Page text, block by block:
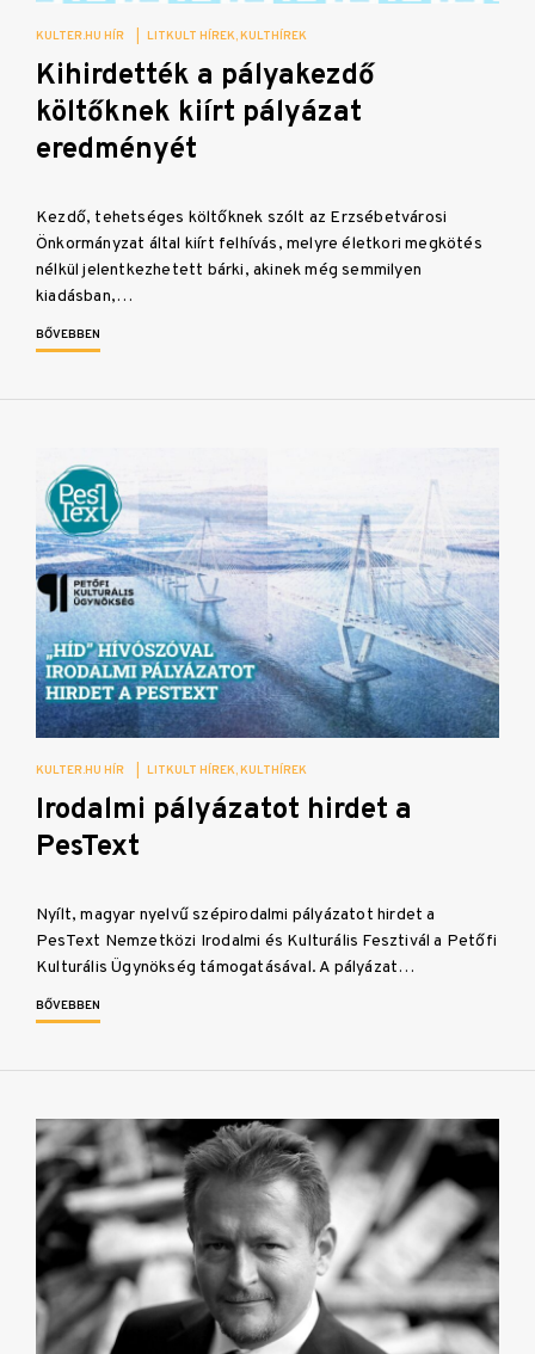
KULTER.HU HÍR LITKULT HÍREK KULTHÍREK
Kihirdették a pályakezdő
költőknek kiírt pályázat
eredményét
Kezdő, tehetséges költőknek szólt az Erzsébetvárosi
Önkormányzat által kiírt felhívás, melyre életkori megkötés
nélkül jelentkezhetett bárki, akinek még semmilyen
kiadásban,…
BŐVEBBEN
KULTER.HU HÍR LITKULT HÍREK KULTHÍREK
Irodalmi pályázatot hirdet a
PesText
Nyílt, magyar nyelvű szépirodalmi pályázatot hirdet a
PesText Nemzetközi Irodalmi és Kulturális Fesztivál a Petőfi
Kulturális Ügynökség támogatásával. A pályázat…
BŐVEBBEN